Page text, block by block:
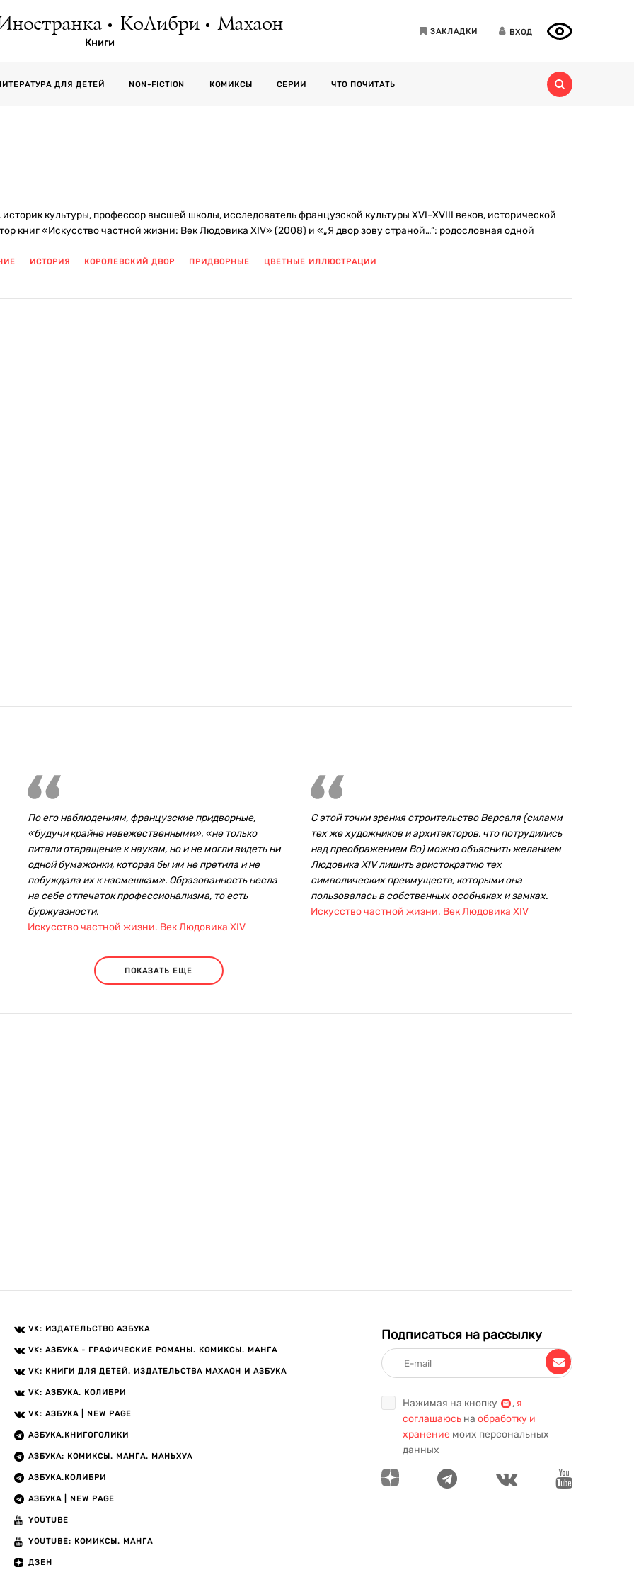
КоЛибри Махаон
Книги
ЗАКЛАДКИ ВХОД
ДЛЯ ДЕТЕЙ NON-FICTION КОМИКСЫ СЕРИИ ЧТО ПОЧИТАТЬ
культуры, профессор высшей школы, исследователь французской культуры XVI–XVIII веков, исторической
книг «Искусство частной жизни: Век Людовика XIV» (2008) и «„Я двор зову страной…“: родословная одной
ИСТОРИЯ КОРОЛЕВСКИЙ ДВОР ПРИДВОРНЫЕ ЦВЕТНЫЕ ИЛЛЮСТРАЦИИ
По его наблюдениям, французские придворные,
«будучи крайне невежественными», «не только
питали отвращение к наукам, но и не могли видеть ни
одной бумажонки, которая бы им не претила и не
побуждала их к насмешкам». Образованность несла
на себе отпечаток профессионализма, то есть
буржуазности.
Искусство частной жизни. Век Людовика XIV
С этой точки зрения строительство Версаля (силами
тех же художников и архитекторов, что потрудились
над преображением Во) можно объяснить желанием
Людовика XIV лишить аристократию тех
символических преимуществ, которыми она
пользовалась в собственных особняках и замках.
Искусство частной жизни. Век Людовика XIV
ПОКАЗАТЬ ЕЩЕ
VK: ИЗДАТЕЛЬСТВО АЗБУКА
VK: АЗБУКА - ГРАФИЧЕСКИЕ РОМАНЫ. КОМИКСЫ. МАНГА
VK: КНИГИ ДЛЯ ДЕТЕЙ. ИЗДАТЕЛЬСТВА МАХАОН И АЗБУКА
VK: АЗБУКА. КОЛИБРИ
VK: АЗБУКА | NEW PAGE
АЗБУКА.КНИГОГОЛИКИ
АЗБУКА: КОМИКСЫ. МАНГА. МАНЬХУА
АЗБУКА.КОЛИБРИ
АЗБУКА | NEW PAGE
YOUTUBE
YOUTUBE: КОМИКСЫ. МАНГА
ДЗЕН
Подписаться на рассылку
Нажимая на кнопку , я
соглашаюсь на обработку и
хранение моих персональных
данных